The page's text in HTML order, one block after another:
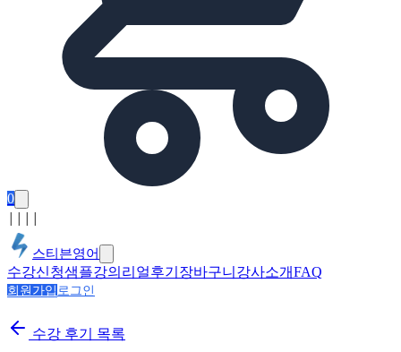
0
스티븐영어
수강신청샘플강의 리얼후기 장바구니 강사소개FAQ
회원가입 로그인
수강 후기 목록